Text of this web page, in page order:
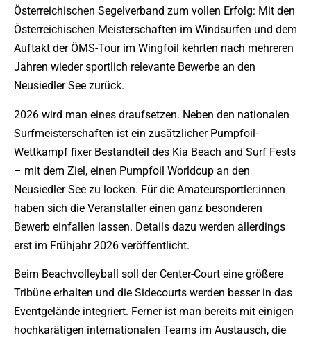
Österreichischen Segelverband zum vollen Erfolg: Mit den
Österreichischen Meisterschaften im Windsurfen und dem
Auftakt der ÖMS-Tour im Wingfoil kehrten nach mehreren
Jahren wieder sportlich relevante Bewerbe an den
Neusiedler See zurück.
2026 wird man eines draufsetzen. Neben den nationalen
Surfmeisterschaften ist ein zusätzlicher Pumpfoil-
Wettkampf fixer Bestandteil des Kia Beach and Surf Fests
– mit dem Ziel, einen Pumpfoil Worldcup an den
Neusiedler See zu locken. Für die Amateursportler:innen
haben sich die Veranstalter einen ganz besonderen
Bewerb einfallen lassen. Details dazu werden allerdings
erst im Frühjahr 2026 veröffentlicht.
Beim Beachvolleyball soll der Center-Court eine größere
Tribüne erhalten und die Sidecourts werden besser in das
Eventgelände integriert. Ferner ist man bereits mit einigen
hochkarätigen internationalen Teams im Austausch, die